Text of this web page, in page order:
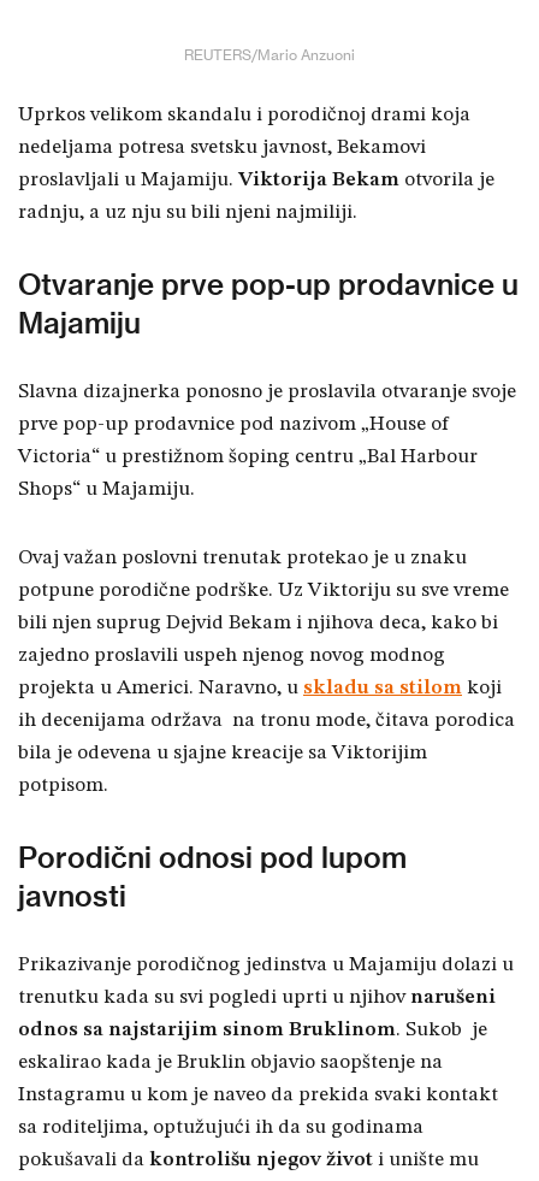
REUTERS/Mario Anzuoni
Uprkos velikom skandalu i porodičnoj drami koja
nedeljama potresa svetsku javnost, Bekamovi
proslavljali u Majamiju. Viktorija Bekam otvorila je
radnju, a uz nju su bili njeni najmiliji.
Otvaranje prve pop-up prodavnice u
Majamiju
Slavna dizajnerka ponosno je proslavila otvaranje svoje
prve pop-up prodavnice pod nazivom „House of
Victoria“ u prestižnom šoping centru „Bal Harbour
Shops“ u Majamiju.
Ovaj važan poslovni trenutak protekao je u znaku
potpune porodične podrške. Uz Viktoriju su sve vreme
bili njen suprug Dejvid Bekam i njihova deca, kako bi
zajedno proslavili uspeh njenog novog modnog
projekta u Americi. Naravno, u skladu sa stilom koji
ih decenijama održava na tronu mode, čitava porodica
bila je odevena u sjajne kreacije sa Viktorijim
potpisom.
Porodični odnosi pod lupom
javnosti
Prikazivanje porodičnog jedinstva u Majamiju dolazi u
trenutku kada su svi pogledi uprti u njihovnarušeni
odnos sa najstarijim sinom Bruklinom. Sukob je
eskalirao kada je Bruklin objavio saopštenje na
Instagramu u kom je naveo da prekida svaki kontakt
sa roditeljima, optužujući ih da su godinama
pokušavali da kontrolišu njegov život i unište mu